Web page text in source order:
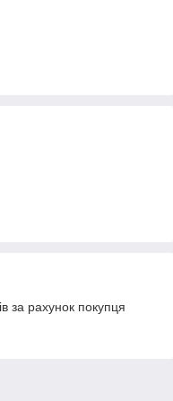
за рахунок покупця